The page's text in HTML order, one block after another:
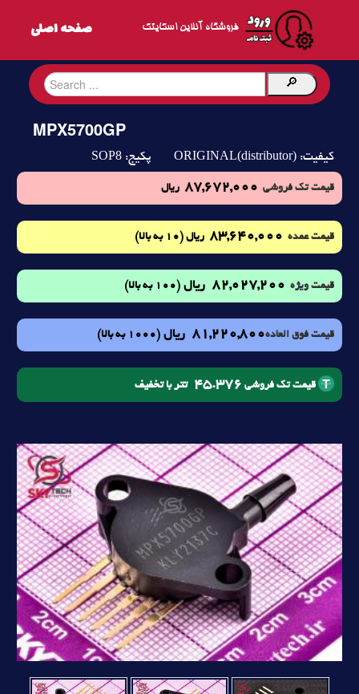
فروشگاه آنلاین اسکایتک
MPX5700GP
کیفیت: ORIGINAL(distributor) پکیج: SOP8
قیمت تک فروشی 87,672,000 ریال
قیمت عمده 83,640,000 ریال (10 به بالا)
قیمت ویژه 82,027,200 ریال (100 به بالا)
قیمت فوق العاده81,220,800 ریال (1000 به بالا)
قیمت تک فروشی 45.376 تتر با تخفیف